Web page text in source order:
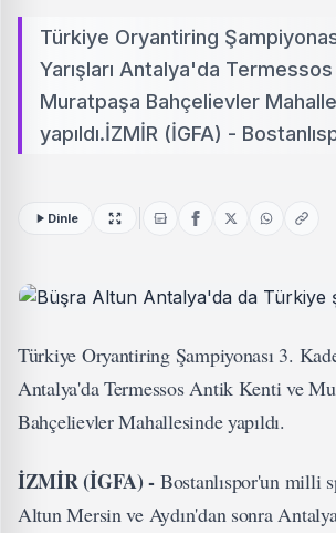
Türkiye Oryantiring
Yarışları Antalya'da
Muratpaşa Bahçelievler
yapıldı.İZMİR (İGFA) -
Dinle
Türkiye Oryantiring Şampiyonası 3.
Antalya'da Termessos Antik Kenti ve
Bahçelievler Mahallesinde yapıldı.
İZMİR (İGFA) - Bostanlıspor'un milli
Altun Mersin ve Aydın'dan sonra